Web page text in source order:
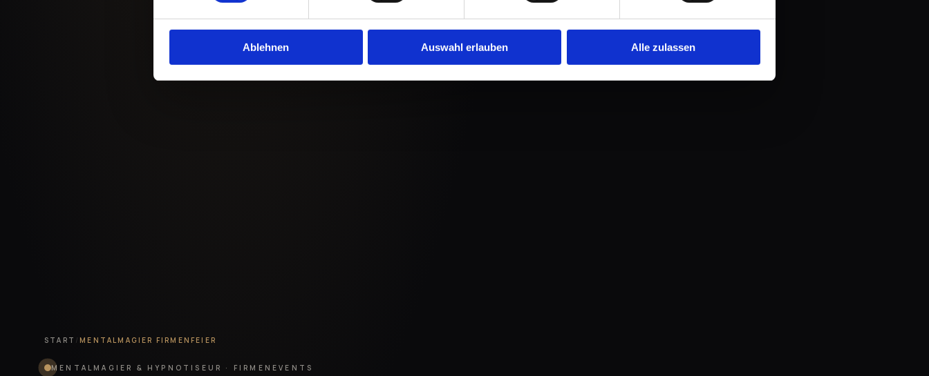
Ablehnen Auswahl erlauben Alle zulassen
START / MENTALMAGIER FIRMENFEIER
MENTALMAGIER & HYPNOTISEUR · FIRMENEVENTS